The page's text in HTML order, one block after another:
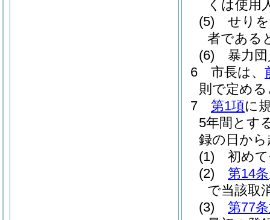
くは使用
(5)
せり
者である
(6)
暴力
6
市長は、
則で定め
7
第1項に
5年間とす
録の日か
(1)
初め
(2)
第14条
で当該取
(3)
第77